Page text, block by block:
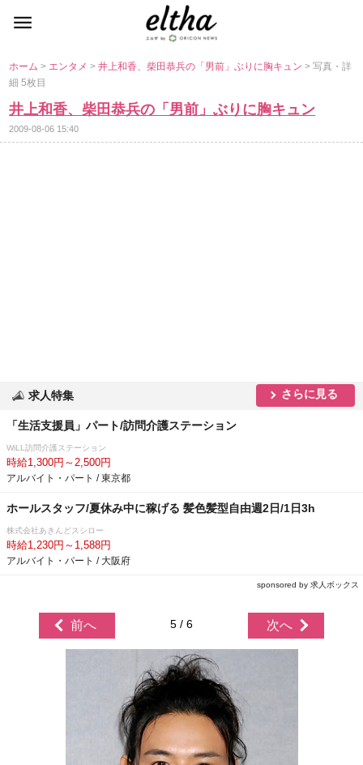
ホーム> エンタメ>井上和香、柴田恭兵の「男前」ぶりに胸キュン> 写真・詳
細 5枚目
井上和香、柴田恭兵の「男前」ぶりに胸キュン
2009-08-06 15:40
求人特集 さらに見る
「生活支援員」パート/訪問介護ステーション
WiLL訪問介護ステーション
時給1,300円～2,500円
アルバイト・パート / 東京都
ホールスタッフ/夏休み中に稼げる 髪色髪型自由週2日/1日3h
株式会社あきんどスシロー
時給1,230円～1,588円
アルバイト・パート / 大阪府
sponsored by 求人ボックス
前へ 5 / 6 次へ